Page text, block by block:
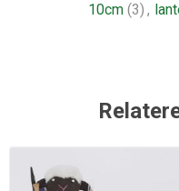
10cm (3) ,